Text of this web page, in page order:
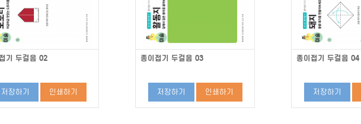
기 두걸음 02
저장하기 인쇄하기
종이접기 두걸음 03
저장하기 인쇄하기
종이접기 두걸음 04
저장하기